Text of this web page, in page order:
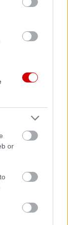
or
σταθερός
–
Περδίκι
με τον